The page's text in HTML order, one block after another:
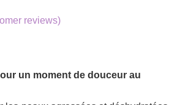
reviews)
un moment de douceur au